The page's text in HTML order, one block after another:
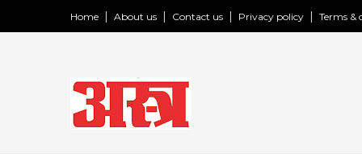
Home About us Contact us Privacy policy Terms &